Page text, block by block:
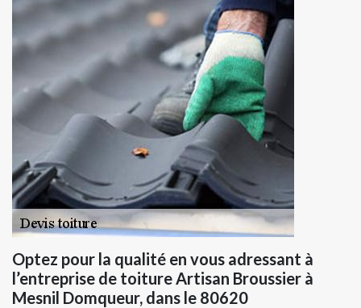
Optez pour la qualité en vous adressant à
l’entreprise de toiture Artisan Broussier à
Mesnil Domqueur, dans le 80620